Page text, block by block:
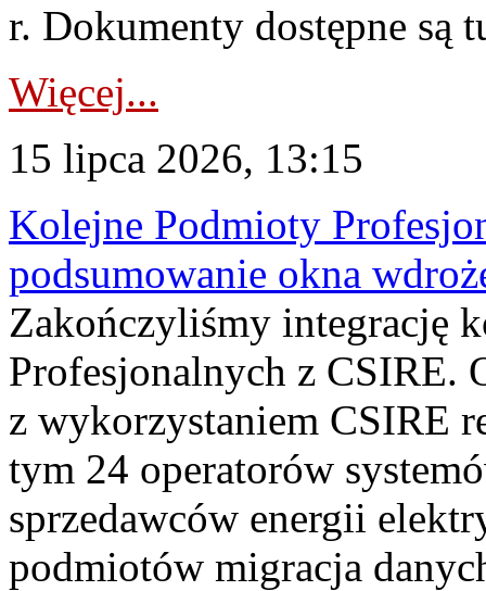
r. Dokumenty dostępne są
Więcej...
15 lipca 2026, 13:15
Kolejne Podmioty
podsumowanie okna
Zakończyliśmy integrację
Profesjonalnych z CSIRE.
z wykorzystaniem CSIRE
tym 24 operatorów
sprzedawców energii
podmiotów migracja